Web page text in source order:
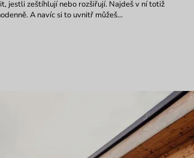
jestli zeštíhlují nebo rozšiřují. Najdeš v ní totiž
A navíc si to uvnitř můžeš…